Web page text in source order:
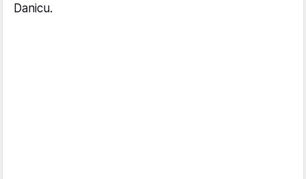
Danicu.